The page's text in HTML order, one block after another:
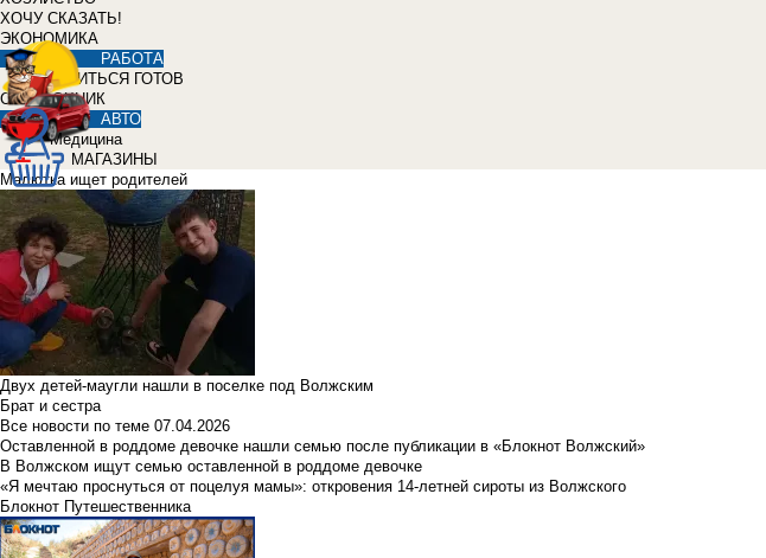
ХОЧУ СКАЗАТЬ!
ЭКОНОМИКА
РАБОТА
УЧИТЬСЯ ГОТОВ
СПРАВОЧНИК
АВТО
Медицина
МАГАЗИНЫ
Малютка ищет родителей
Двух детей-маугли нашли в поселке под Волжским
Брат и сестра
Все новости по теме 07.04.2026
Оставленной в роддоме девочке нашли семью после публикации в «Блокнот Волжский»
В Волжском ищут семью оставленной в роддоме девочке
«Я мечтаю проснуться от поцелуя мамы»: откровения 14-летней сироты из Волжского
Блокнот Путешественника